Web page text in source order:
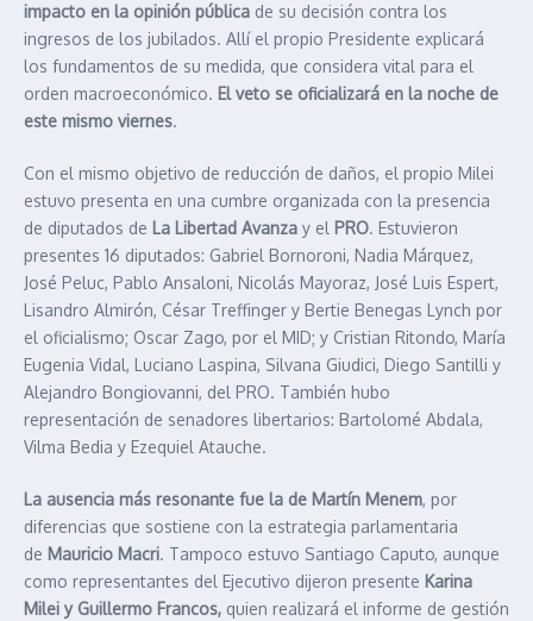
impacto en la opinión pública de su decisión contra los
ingresos de los jubilados. Allí el propio Presidente explicará
los fundamentos de su medida, que considera vital para el
orden macroeconómico. El veto se oficializará en la noche de
este mismo viernes.
Con el mismo objetivo de reducción de daños, el propio Milei
estuvo presenta en una cumbre organizada con la presencia
de diputados de La Libertad Avanza y el PRO. Estuvieron
presentes 16 diputados: Gabriel Bornoroni, Nadia Márquez,
José Peluc, Pablo Ansaloni, Nicolás Mayoraz, José Luis Espert,
Lisandro Almirón, César Treffinger y Bertie Benegas Lynch por
el oficialismo; Oscar Zago, por el MID; y Cristian Ritondo, María
Eugenia Vidal, Luciano Laspina, Silvana Giudici, Diego Santilli y
Alejandro Bongiovanni, del PRO. También hubo
representación de senadores libertarios: Bartolomé Abdala,
Vilma Bedia y Ezequiel Atauche.
La ausencia más resonante fue la de Martín Menem, por
diferencias que sostiene con la estrategia parlamentaria
de Mauricio Macri. Tampoco estuvo Santiago Caputo, aunque
como representantes del Ejecutivo dijeron presente Karina
Milei y Guillermo Francos, quien realizará el informe de gestión